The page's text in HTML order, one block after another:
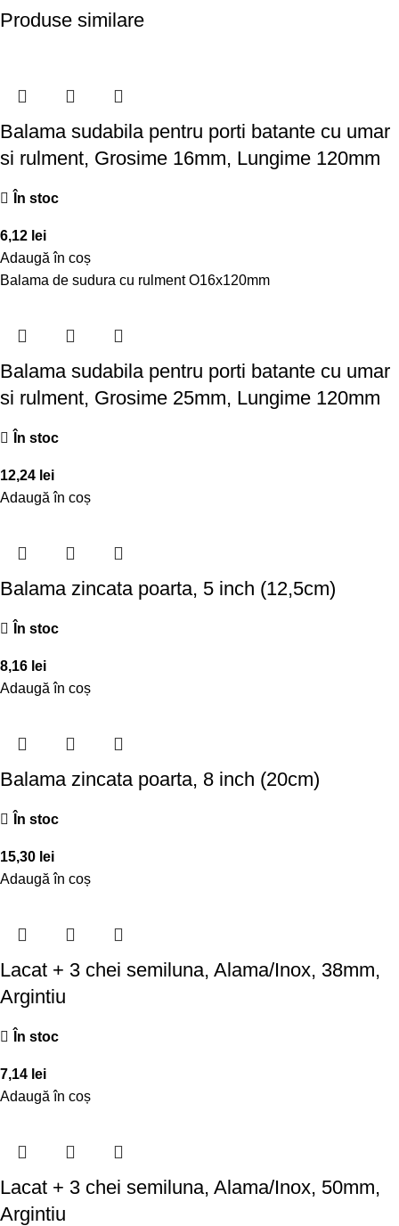
Produse similare
Balama sudabila pentru porti batante cu umar
si rulment, Grosime 16mm, Lungime 120mm
În stoc
6,12 lei
Adaugă în coș
Balama de sudura cu rulment O16x120mm
Balama sudabila pentru porti batante cu umar
si rulment, Grosime 25mm, Lungime 120mm
În stoc
12,24 lei
Adaugă în coș
Balama zincata poarta, 5 inch (12,5cm)
În stoc
8,16 lei
Adaugă în coș
Balama zincata poarta, 8 inch (20cm)
În stoc
15,30 lei
Adaugă în coș
Lacat + 3 chei semiluna, Alama/Inox, 38mm,
Argintiu
În stoc
7,14 lei
Adaugă în coș
Lacat + 3 chei semiluna, Alama/Inox, 50mm,
Argintiu